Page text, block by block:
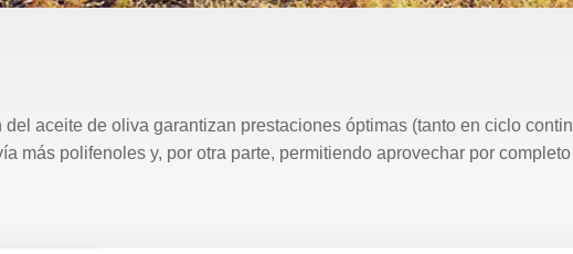
aceite de oliva garantizan prestaciones óptimas (tanto en ciclo
más polifenoles y, por otra parte, permitiendo aprovechar por